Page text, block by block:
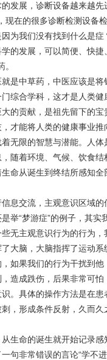
发展，诊断设备越来越
现在的很多诊断检测设备
为我们没有找到什么是症
的发展，可以简便、快
。
是中草药，中医应该是
综合学科，这才是人类健
的贡献，是祖先留下的
才能将人类的健康事业推
无限的智慧与潜能。人
随着环境、气候、饮食
命从诞生到终结所感知
息交流，主观意识区域
是举“梦游症”的例子，其实
无主观意识行为的行为
大脑，大脑指挥了运动
如果我们的行为干扰到
造成跌伤，后果非常可
。具体的操作方法是在
，形成条件反射，久而
生命的诞生就开始记录
句非常错误的言论“学不